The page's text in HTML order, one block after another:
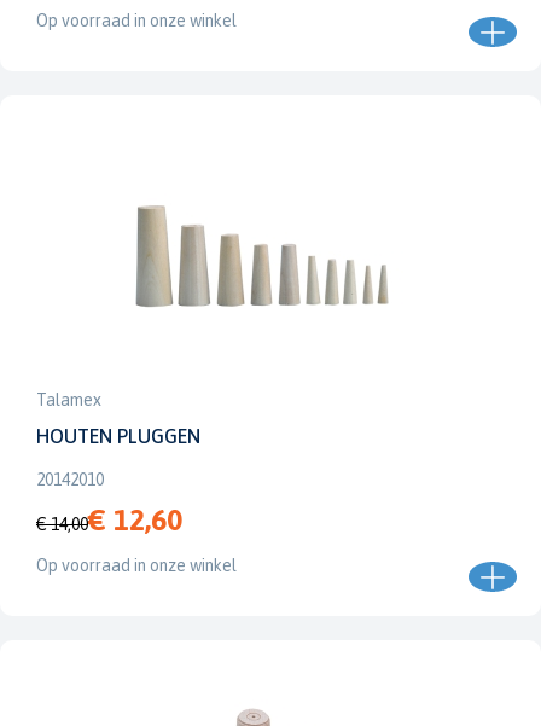
Op voorraad in onze winkel
Talamex
HOUTEN PLUGGEN
20142010
€ 14,00€ 12,60
Op voorraad in onze winkel